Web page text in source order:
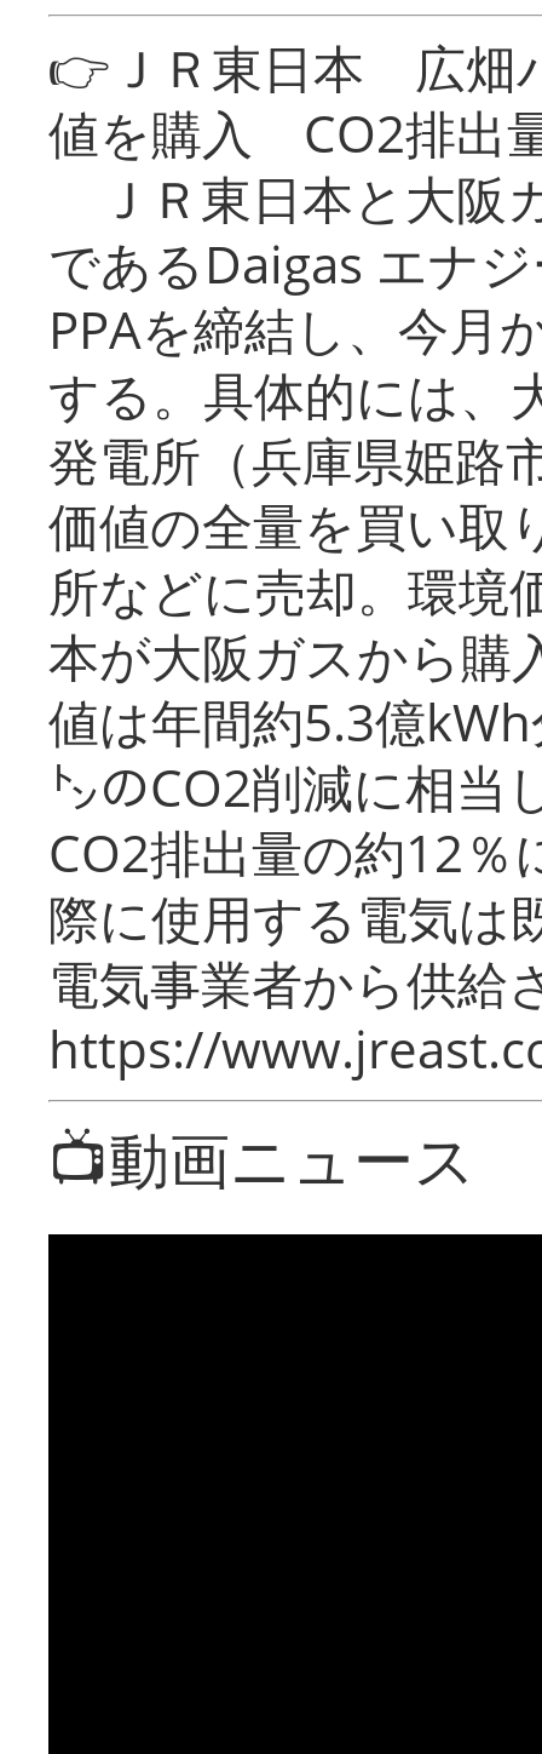
👉ＪＲ東日本 広畑
値を購入 CO2排出
ＪＲ東日本と大阪
であるDaigas エナ
PPAを締結し、今月
する。具体的には、
発電所（兵庫県姫路
価値の全量を買い取
所などに売却。環境
本が大阪ガスから購
値は年間約5.3億
㌧のCO2削減に相当
CO2排出量の約12％
際に使用する電気は
電気事業者から供給
https://
📺動画ニュース